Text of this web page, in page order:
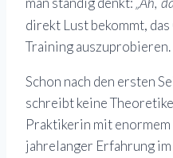
„Ah,
direkt Lust bekommt,
Training auszuprobieren.
Schon nach den ersten
schreibt keine
Praktikerin mit enormem
jahrelanger Erfahrung